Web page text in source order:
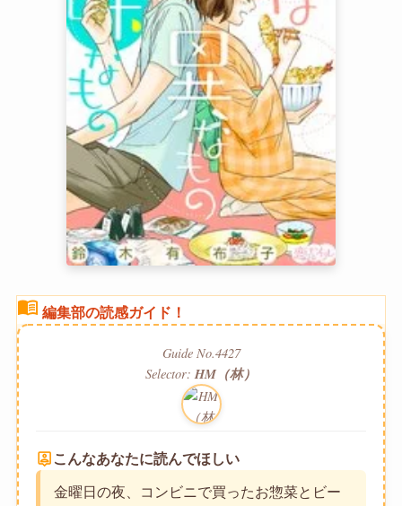
menu_book 編集部の読感ガイド！
Guide No.4427
Selector: HM（林）
person_pin こんなあなたに読んでほしい
金曜日の夜、コンビニで買ったお惣菜とビー